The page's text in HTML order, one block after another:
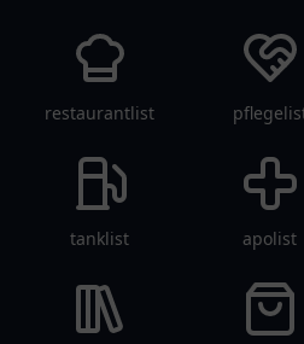
restaurantlist
tanklist apolist